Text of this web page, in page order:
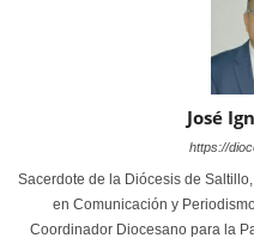
José
https://
Sacerdote de la Diócesis de
en Comunicación y
Coordinador Diocesano para la